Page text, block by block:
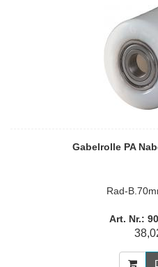
Gabelrolle PA
Rad-
Art. Nr.: